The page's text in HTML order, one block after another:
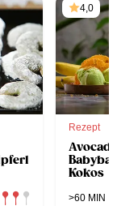
4,0
Rezept
Kokos
>60 MIN